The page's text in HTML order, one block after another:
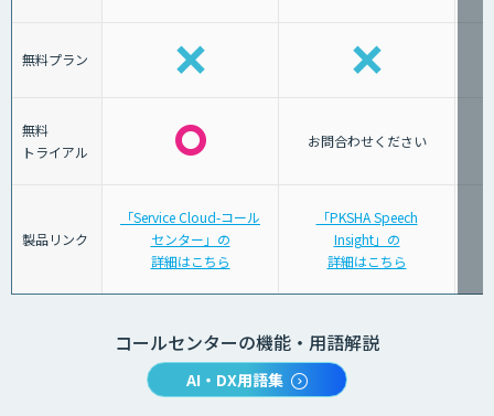
無料プラン
無料
トライアル
お問合わせください
製品リンク
「Service Cloud-コール
センター」の
詳細はこちら
「PKSHA Speech
Insight」の
詳細はこちら
コールセンターの機能・用語解説
AI・DX用語集